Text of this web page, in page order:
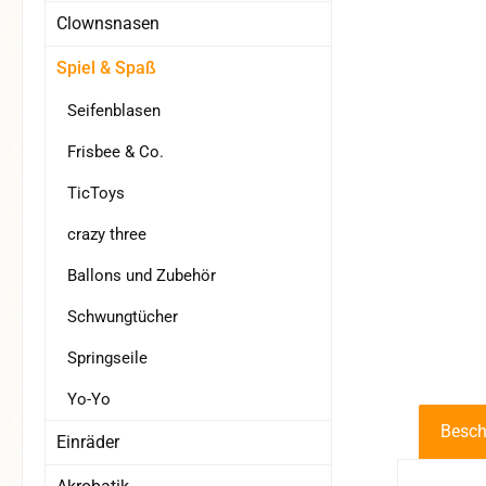
Clownsnasen
Spiel & Spaß
Seifenblasen
Frisbee & Co.
TicToys
crazy three
Ballons und Zubehör
Schwungtücher
Springseile
Yo-Yo
Einräder